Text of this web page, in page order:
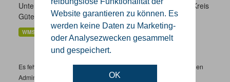
Website garantieren zu können. Es
werden keine Daten zu Marketing-
oder Analysezwecken gesammelt
und gespeichert.
OK
Unterschiedliche Ebenen der Verwaltungsgrenzen im Kreis
Gütersloh
WMS
Es fehlen spezifische Datensätze? Wenden Sie sich bitte an einen
Administrator unter:
support.gis@kreis-guetersloh.de